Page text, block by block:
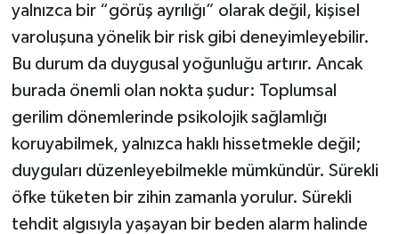
yalnızca bir “görüş ayrılığı” olarak değil, kişisel
varoluşuna yönelik bir risk gibi deneyimleyebilir.
Bu durum da duygusal yoğunluğu artırır. Ancak
burada önemli olan nokta şudur: Toplumsal
gerilim dönemlerinde psikolojik sağlamlığı
koruyabilmek, yalnızca haklı hissetmekle değil;
duyguları düzenleyebilmekle mümkündür. Sürekli
öfke tüketen bir zihin zamanla yorulur. Sürekli
tehdit algısıyla yaşayan bir beden alarm halinde